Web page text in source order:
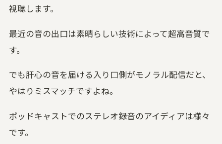
視聴します。
最近の音の出口は素晴らしい技術によって超高音質で
す。
でも肝心の音を届ける入り口側がモノラル配信だと、
やはりミスマッチですよね。
ポッドキャストでのステレオ録音のアイディアは様々
です。